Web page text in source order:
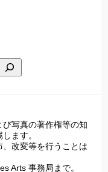
写真の著作権等の知
ます。
改変等を行うことは
Arts 事務局まで。